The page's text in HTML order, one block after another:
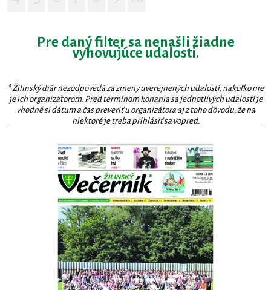
Pre daný filter sa nenašli žiadne
vyhovujúce udalosti.
* Žilinský diár nezodpovedá za zmeny uverejnených udalostí, nakoľko nie
je ich organizátorom. Pred termínom konania sa jednotlivých udalostí je
vhodné si dátum a čas preveriť u organizátora aj z toho dôvodu, že na
niektoré je treba prihlásiť sa vopred.